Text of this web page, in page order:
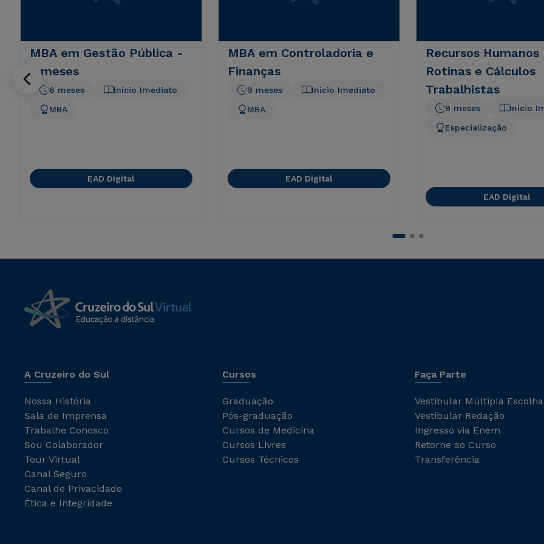
MBA em Gestão Pública -
6 meses
Início Imediato
6 meses
MBA
EAD Digital
MBA em Controladoria e
Finanças
Início Imediato
9 meses
MBA
EAD Digital
Recursos Humanos
Rotinas e Cálculos
Trabalhistas
Início
9 meses
Especialização
EAD Digital
A Cruzeiro do Sul
Nossa História
Sala de Imprensa
Trabalhe Conosco
Sou Colaborador
Tour Virtual
Canal Seguro
Canal de Privacidade
Ética e Integridade
Cursos
Graduação
Pós-graduação
Cursos de Medicina
Cursos Livres
Cursos Técnicos
Faça Parte
Vestibular Múltipla Escolha
Vestibular Redação
Ingresso via Enem
Retorne ao Curso
Transferência